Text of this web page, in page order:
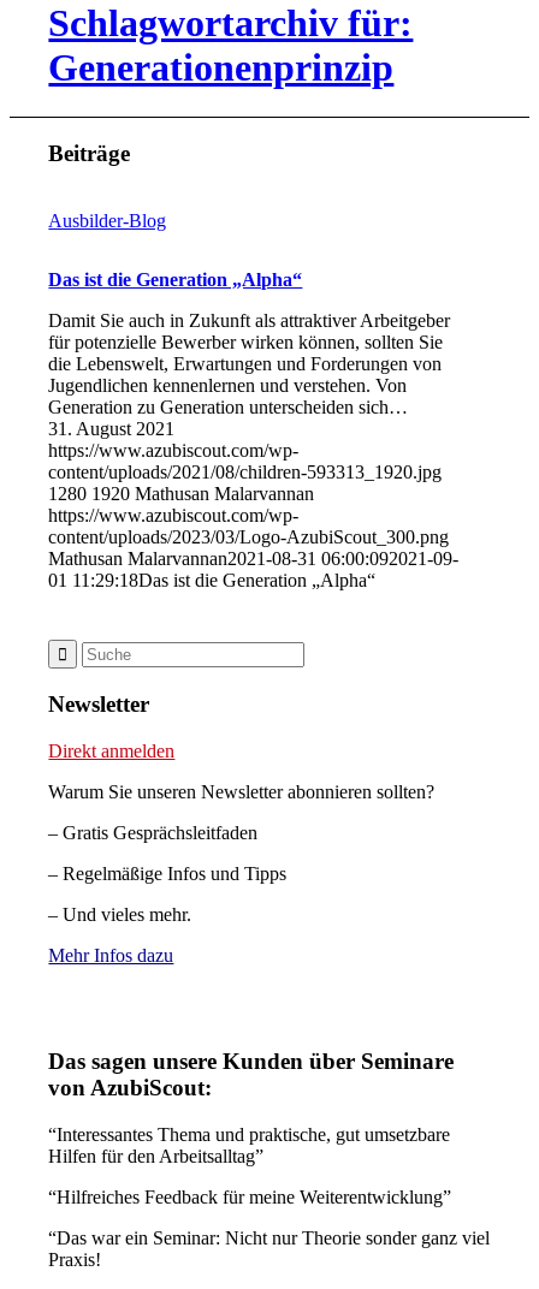
Schlagwortarchiv für:
Generationenprinzip
Beiträge
Ausbilder-Blog
Das ist die Generation „Alpha“
Damit Sie auch in Zukunft als attraktiver Arbeitgeber
für potenzielle Bewerber wirken können, sollten Sie
die Lebenswelt, Erwartungen und Forderungen von
Jugendlichen kennenlernen und verstehen. Von
Generation zu Generation unterscheiden sich…
31. August 2021
https://www.azubiscout.com/wp-
content/uploads/2021/08/children-593313_1920.jpg
1280 1920 Mathusan Malarvannan
https://www.azubiscout.com/wp-
content/uploads/2023/03/Logo-AzubiScout_300.png
Mathusan Malarvannan2021-08-31 06:00:092021-09-
01 11:29:18Das ist die Generation „Alpha“
Newsletter
Direkt anmelden
Warum Sie unseren Newsletter abonnieren sollten?
– Gratis Gesprächsleitfaden
– Regelmäßige Infos und Tipps
– Und vieles mehr.
Mehr Infos dazu
Das sagen unsere Kunden über Seminare
von AzubiScout:
“Interessantes Thema und praktische, gut umsetzbare
Hilfen für den Arbeitsalltag”
“Hilfreiches Feedback für meine Weiterentwicklung”
“Das war ein Seminar: Nicht nur Theorie sonder ganz viel
Praxis!